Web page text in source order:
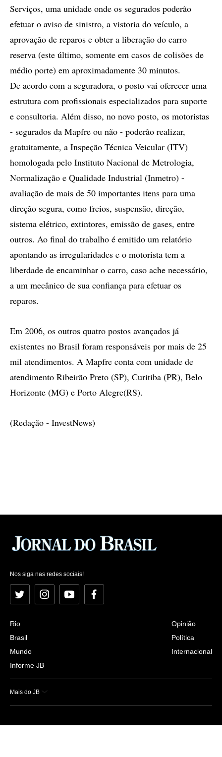
Serviços, uma unidade onde os segurados poderão
efetuar o aviso de sinistro, a vistoria do veículo, a
aprovação de reparos e obter a liberação do carro
reserva (este último, somente em casos de colisões de
médio porte) em aproximadamente 30 minutos.
De acordo com a seguradora, o posto vai oferecer uma
estrutura com profissionais especializados para suporte
e consultoria. Além disso, no novo posto, os motoristas
- segurados da Mapfre ou não - poderão realizar,
gratuitamente, a Inspeção Técnica Veicular (ITV)
homologada pelo Instituto Nacional de Metrologia,
Normalização e Qualidade Industrial (Inmetro) -
avaliação de mais de 50 importantes itens para uma
direção segura, como freios, suspensão, direção,
sistema elétrico, extintores, emissão de gases, entre
outros. Ao final do trabalho é emitido um relatório
apontando as irregularidades e o motorista tem a
liberdade de encaminhar o carro, caso ache necessário,
a um mecânico de sua confiança para efetuar os
reparos.
Em 2006, os outros quatro postos avançados já
existentes no Brasil foram responsáveis por mais de 25
mil atendimentos. A Mapfre conta com unidade de
atendimento Ribeirão Preto (SP), Curitiba (PR), Belo
Horizonte (MG) e Porto Alegre(RS).
(Redação - InvestNews)
Nos siga nas redes sociais!
Twitter InstagramYouTubeFacebook
Rio
Brasil
Mundo
Informe JB
Opinião
Política
Internacional
Mais do JB
Esportes